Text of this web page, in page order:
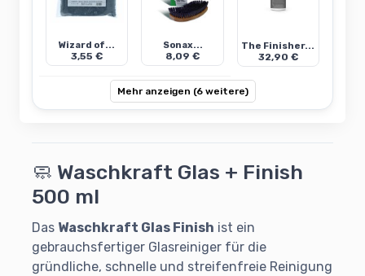
Wizard of...
3,55 €
Sonax...
8,09 €
The Finisher...
32,90 €
Mehr anzeigen (6 weitere)
🧼 Waschkraft Glas + Finish
500 ml
Das Waschkraft Glas Finish ist ein
gebrauchsfertiger Glasreiniger für die
gründliche, schnelle und streifenfreie Reinigung